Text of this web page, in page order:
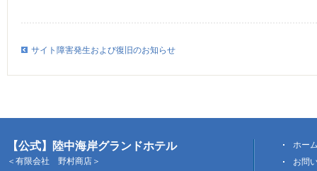
サイト障害発生および復旧のお知らせ
【公式】陸中海岸グランドホテル
＜有限会社 野村商店＞
ホー
お問